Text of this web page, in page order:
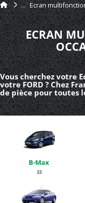
Ecran
ECRAN
Vous cherchez votre
votre FORD ? Chez
de pièce pour toutes
B-Max
33